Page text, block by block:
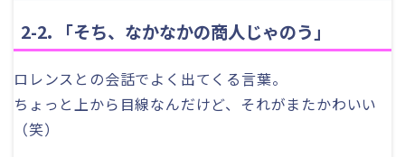
2-2. 「そち、なかなかの商人じゃのう」
ロレンスとの会話でよく出てくる言葉。
ちょっと上から目線なんだけど、それがまたかわいい
（笑）